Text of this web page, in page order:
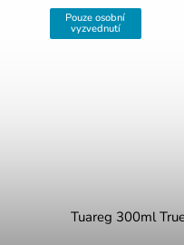
Pouze osobní
vyzvednutí
Tuareg 300ml